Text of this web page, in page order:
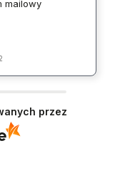
mailowy
przez